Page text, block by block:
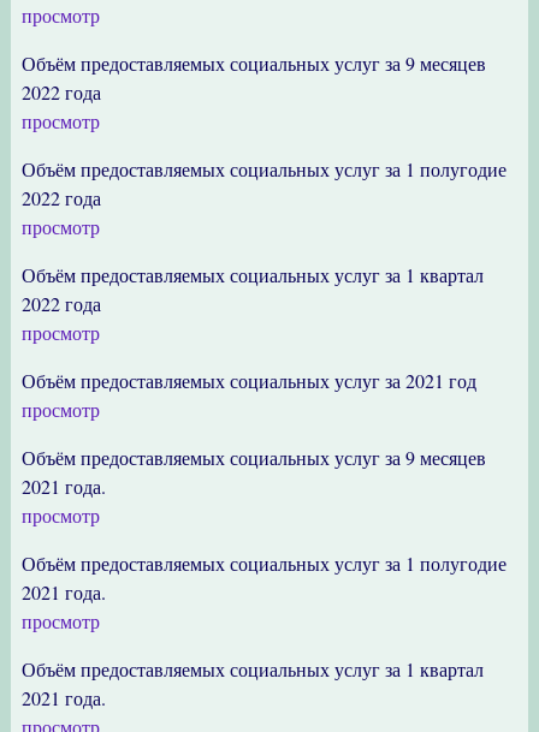
просмотр
Объём предоставляемых социальных услуг за 9 месяцев
2022 года
просмотр
Объём предоставляемых социальных услуг за 1 полугодие
2022 года
просмотр
Объём предоставляемых социальных услуг за 1 квартал
2022 года
просмотр
Объём предоставляемых социальных услуг за 2021 год
просмотр
Объём предоставляемых социальных услуг за 9 месяцев
2021 года.
просмотр
Объём предоставляемых социальных услуг за 1 полугодие
2021 года.
просмотр
Объём предоставляемых социальных услуг за 1 квартал
2021 года.
просмотр